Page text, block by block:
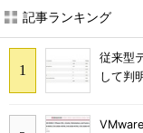
記事ランキング
従来型
して判